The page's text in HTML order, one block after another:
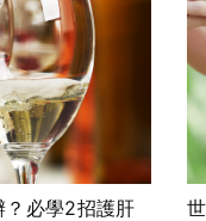
？必學2招護肝